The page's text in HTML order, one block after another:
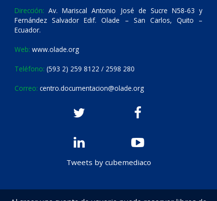
Dirección: Av. Mariscal Antonio José de Sucre N58-63 y
Fernández Salvador Edif. Olade – San Carlos, Quito –
Ecuador.
Web: www.olade.org
Teléfono: (593 2) 259 8122 / 2598 280
Correo: centro.documentacion@olade.org
Tweets by cubemediaco